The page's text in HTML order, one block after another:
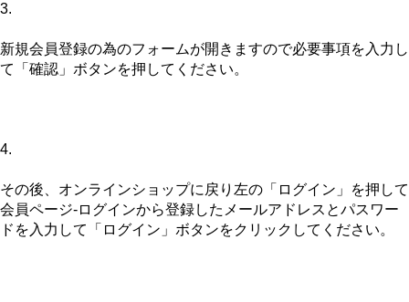
3.
新規会員登録の為のフォームが開きますので必要事項を入力し
て「確認」ボタンを押してください。
4.
その後、オンラインショップに戻り左の「ログイン」を押して
会員ページ-ログインから登録したメールアドレスとパスワー
ドを入力して「ログイン」ボタンをクリックしてください。